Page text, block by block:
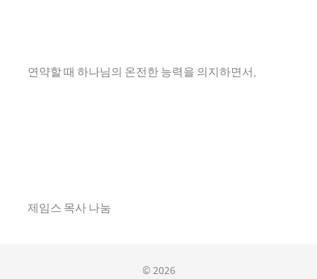
연약할 때 하나님의 온전한 능력을 의지하면서,
제임스 목사 나눔
© 2026